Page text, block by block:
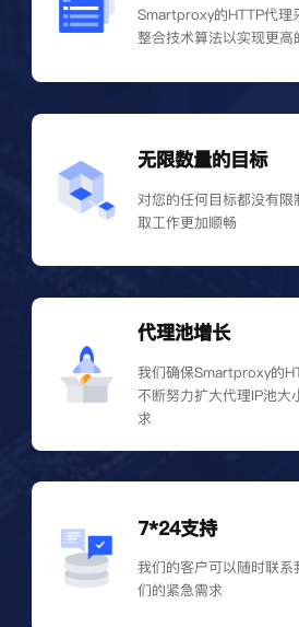
Smartproxy的HTTP代理
整合技术算法以实现更高
无限数量的目标
对您的任何目标都没有
取工作更加顺畅
代理池增长
我们确保Smartproxy的
不断努力扩大代理IP池大
求
7*24支持
我们的客户可以随时联
们的紧急需求